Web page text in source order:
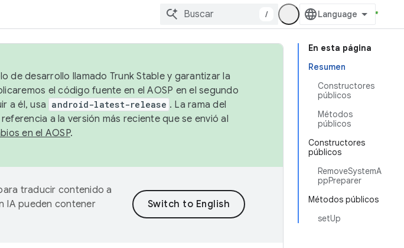
/
En esta página
Resumen
Constructores
públicos
Métodos
públicos
Constructores
públicos
RemoveSystemA
ppPreparer
Métodos públicos
setUp
de desarrollo llamado Trunk Stable y garantizar la
el código fuente en el AOSP en el segundo
a él, usa android-latest-release . La rama del
a la versión más reciente que se envió al
en el AOSP.
traducir contenido a
IA pueden contener